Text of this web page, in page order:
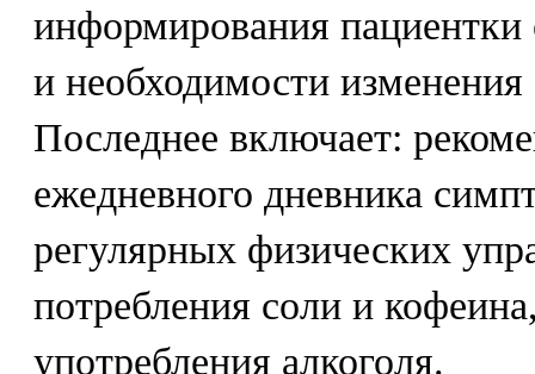
информирования пациентки
и необходимости
Последнее включает:
ежедневного дневника
регулярных физических
потребления соли и
употребления алкоголя.